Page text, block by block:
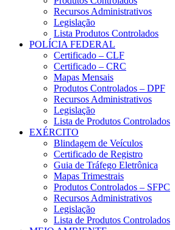
Recursos Administrativos
Legislação
Lista Produtos Controlados
POLÍCIA FEDERAL
Certificado – CLF
Certificado – CRC
Mapas Mensais
Produtos Controlados – DPF
Recursos Administrativos
Legislação
Lista de Produtos Controlados
EXÉRCITO
Blindagem de Veículos
Certificado de Registro
Guia de Tráfego Eletrônica
Mapas Trimestrais
Produtos Controlados – SFPC
Recursos Administrativos
Legislação
Lista de Produtos Controlados